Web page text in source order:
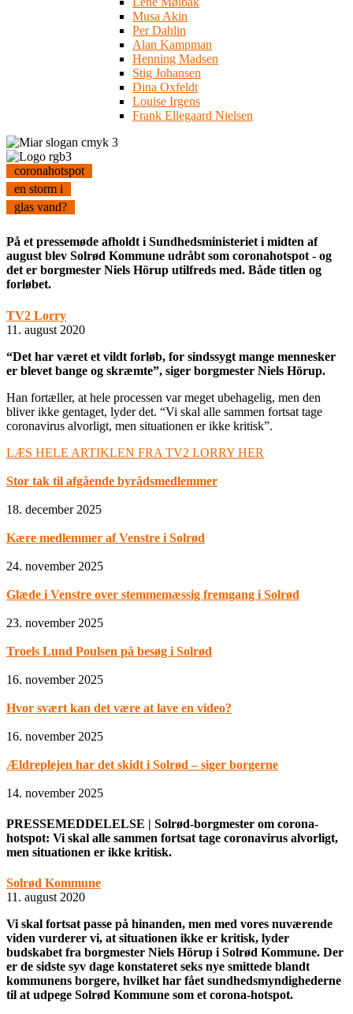
Musa Akin
Per Dahlin
Alan Kampman
Henning Madsen
Stig Johansen
Dina Oxfeldt
Louise Irgens
Frank Ellegaard Nielsen
coronahotspot
en storm i
glas vand?
På et pressemøde afholdt i Sundhedsministeriet i midten af
august blev Solrød Kommune udråbt som coronahotspot - og
det er borgmester Niels Hörup utilfreds med. Både titlen og
forløbet.
TV2 Lorry
11. august 2020
“Det har været et vildt forløb, for sindssygt mange mennesker
er blevet bange og skræmte”, siger borgmester Niels Hörup.
Han fortæller, at hele processen var meget ubehagelig, men den
bliver ikke gentaget, lyder det. “Vi skal alle sammen fortsat tage
coronavirus alvorligt, men situationen er ikke kritisk”.
LÆS HELE ARTIKLEN FRA TV2 LORRY HER
Stor tak til afgående byrådsmedlemmer
18. december 2025
Kære medlemmer af Venstre i Solrød
24. november 2025
Glæde i Venstre over stemmemæssig fremgang i Solrød
23. november 2025
Troels Lund Poulsen på besøg i Solrød
16. november 2025
Hvor svært kan det være at lave en video?
16. november 2025
Ældreplejen har det skidt i Solrød – siger borgerne
14. november 2025
PRESSEMEDDELELSE | Solrød-borgmester om corona-
hotspot: Vi skal alle sammen fortsat tage coronavirus alvorligt,
men situationen er ikke kritisk.
Solrød Kommune
11. august 2020
Vi skal fortsat passe på hinanden, men med vores nuværende
viden vurderer vi, at situationen ikke er kritisk, lyder
budskabet fra borgmester Niels Hörup i Solrød Kommune. Der
er de sidste syv dage konstateret seks nye smittede blandt
kommunens borgere, hvilket har fået sundhedsmyndighederne
til at udpege Solrød Kommune som et corona-hotspot.